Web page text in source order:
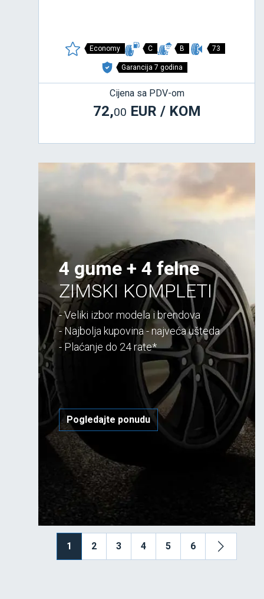
Economy C B 73
Garancija 7 godina
Cijena sa PDV-om
72,00 EUR / KOM
4 gume + 4 felne
ZIMSKI KOMPLETI
- Veliki izbor modela i brendova
- Najbolja kupovina - najveća ušteda
- Plaćanje do 24 rate*
Pogledajte ponudu
1 2 3 4 5 6